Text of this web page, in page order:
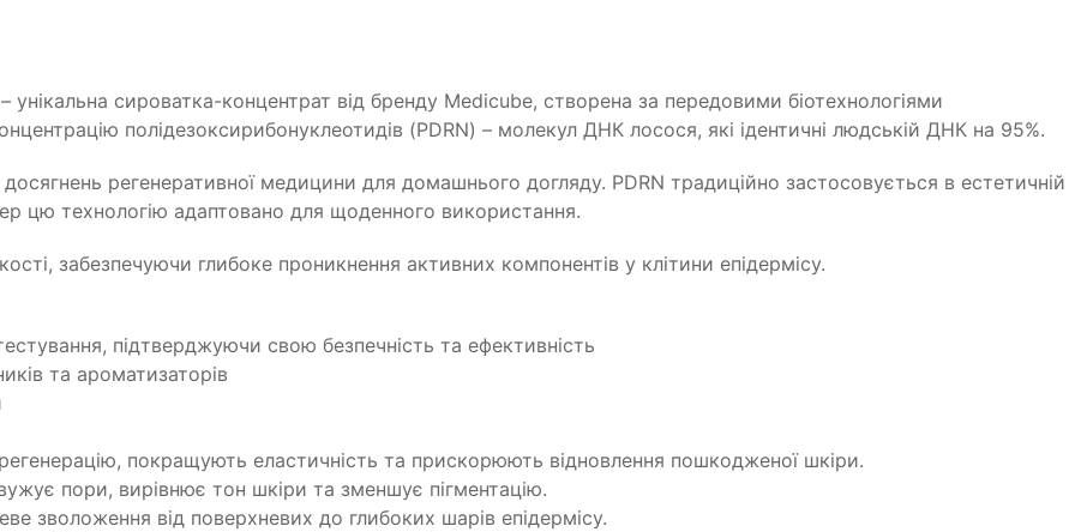
сироватка-концентрат від бренду Medicube, створена за передовими біотехнологіями
полідезоксирибонуклеотидів (PDRN) – молекул ДНК лосося, які ідентичні людській ДНК на 95%.
регенеративної медицини для домашнього догляду. PDRN традиційно застосовується в естетичній
цю технологію адаптовано для щоденного використання.
забезпечуючи глибоке проникнення активних компонентів у клітини епідермісу.
підтверджуючи свою безпечність та ефективність
та ароматизаторів
покращують еластичність та прискорюють відновлення пошкодженої шкіри.
пори, вирівнює тон шкіри та зменшує пігментацію.
зволоження від поверхневих до глибоких шарів епідермісу.